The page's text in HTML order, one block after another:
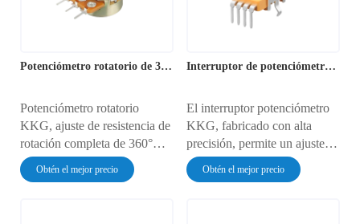
Potenciómetro rotatorio de 30 grados
Potenciómetro rotatorio
KKG, ajuste de resistencia de
rotación completa de 360°
para un control preciso de la
señal, ideal para sistemas de
Obtén el mejor precio
Interruptor de potenciómetro de 11 mm y 360 grados
El interruptor potenciómetro
KKG, fabricado con alta
precisión, permite un ajuste de
rotación completa de 360
grados con un rendimiento
Obtén el mejor precio